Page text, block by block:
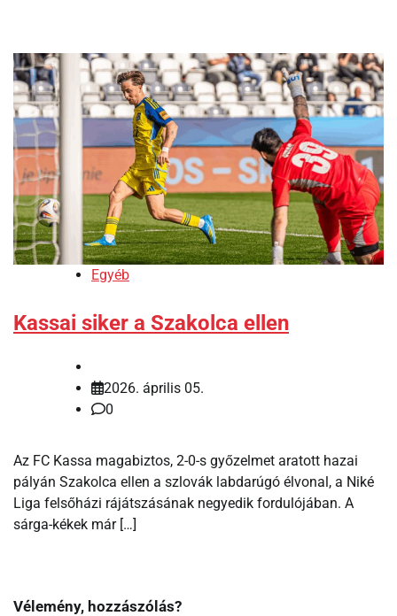
Egyéb
Kassai siker a Szakolca ellen
2026. április 05.
0
Az FC Kassa magabiztos, 2-0-s győzelmet aratott hazai
pályán Szakolca ellen a szlovák labdarúgó élvonal, a Niké
Liga felsőházi rájátszásának negyedik fordulójában. A
sárga-kékek már […]
Vélemény, hozzászólás?